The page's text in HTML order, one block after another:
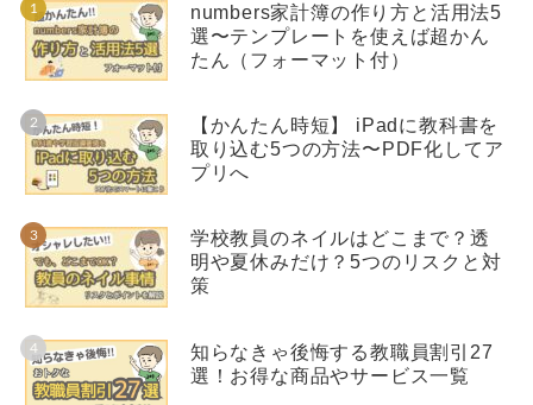
numbers家計簿の作り方と活用法5
選〜テンプレートを使えば超かん
たん（フォーマット付）
【かんたん時短】 iPadに教科書を
取り込む5つの方法〜PDF化してア
プリへ
学校教員のネイルはどこまで？透
明や夏休みだけ？5つのリスクと対
策
知らなきゃ後悔する教職員割引27
選！お得な商品やサービス一覧